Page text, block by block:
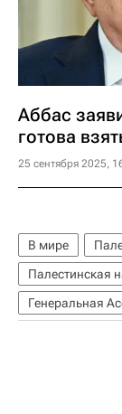
Аббас
готова
25 сентября 2025,
В мире
Палестинская
Генеральная